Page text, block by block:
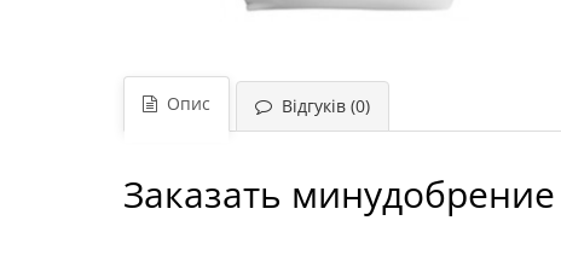
Опис Відгуків (0)
Заказать